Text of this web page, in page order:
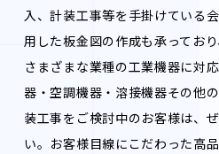
入、計装工事等を手掛けている
用した板金図の作成も承ってお
さまざまな業種の工業機器に対
器・空調機器・溶接機器その他
装工事をご検討中のお客様は、
い。お客様目線にこだわった高